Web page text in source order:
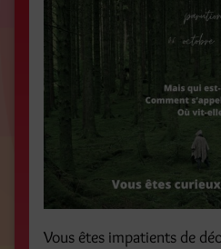
Vous êtes impatients de